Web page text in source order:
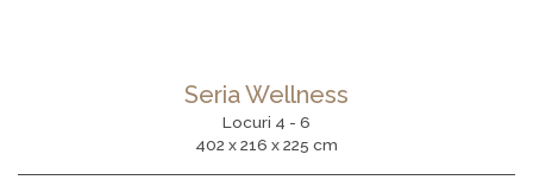
Seria Wellness
Locuri 4 - 6
402 x 216 x 225 cm